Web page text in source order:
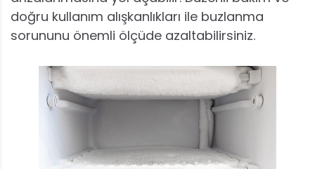
doğru kullanım alışkanlıkları ile buzlanma
sorununu önemli ölçüde azaltabilirsiniz.